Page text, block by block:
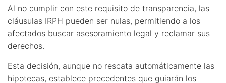
Al no cumplir con este requisito de transparencia, las
cláusulas IRPH pueden ser nulas, permitiendo a los
afectados buscar asesoramiento legal y reclamar sus
derechos.
Esta decisión, aunque no rescata automáticamente las
hipotecas, establece precedentes que guiarán los